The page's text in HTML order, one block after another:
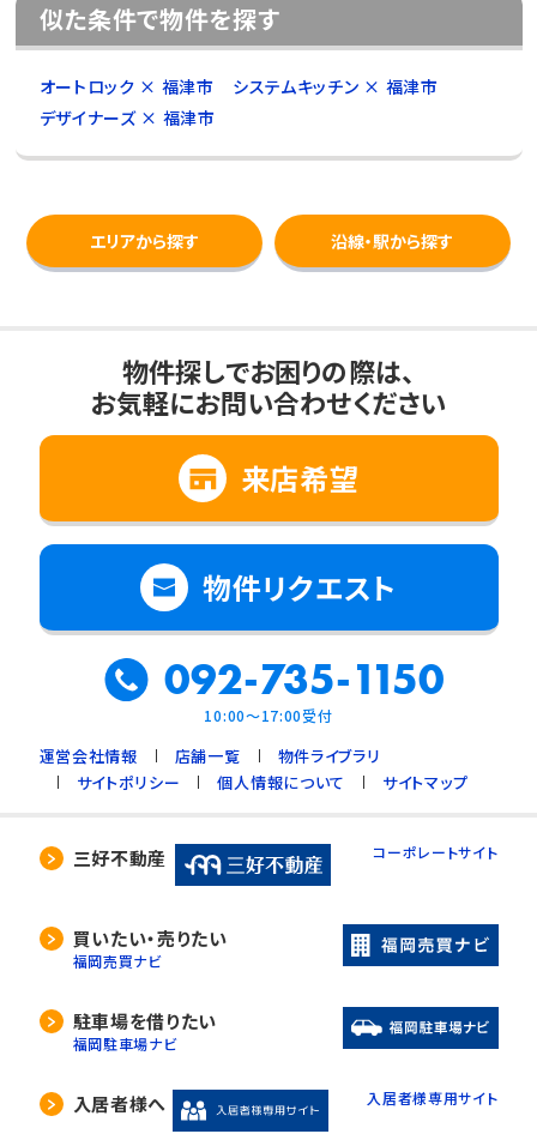
似た条件で物件を探す
オートロック × 福津市
システムキッチン × 福津市
デザイナーズ × 福津市
エリアから探す 沿線・駅から探す
物件探しでお困りの際は、
お気軽にお問い合わせください
来店希望
物件リクエスト
092-735-1150
10:00～17:00受付
運営会社情報 店舗一覧
物件ライブラリ
サイトポリシー
個人情報について サイトマップ
三好不動産 コーポレートサイト
買いたい・売りたい
福岡売買ナビ
駐車場を借りたい
福岡駐車場ナビ
入居者様へ 入居者様専用サイト